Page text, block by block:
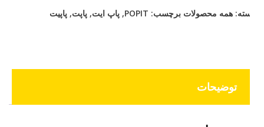
همه محصولات برچسب:POPIT
,پاپ ایت ,پاپت,پاپیت
توضیحات